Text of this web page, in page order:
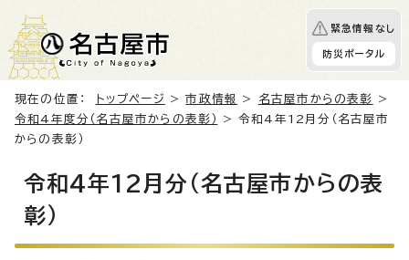
緊急情報なし
防災ポータル
現在の位置： トップページ >市政情報 > 名古屋市からの表彰
>
令和4年度分（名古屋市からの表彰）
> 令和4年12月分（名古屋市
からの表彰）
令和4年12月分（名古屋市からの表
彰）